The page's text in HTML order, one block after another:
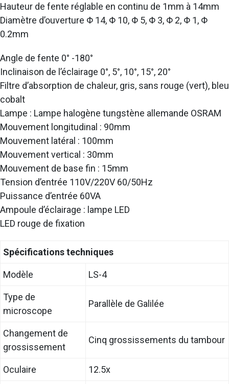
Hauteur de fente réglable en continu de 1mm à 14mm
Diamètre d’ouverture Φ 14, Φ 10, Φ 5, Φ 3, Φ 2, Φ 1, Φ
0.2mm
Angle de fente 0° -180°
Inclinaison de l’éclairage 0°, 5°, 10°, 15°, 20°
Filtre d’absorption de chaleur, gris, sans rouge (vert), bleu
cobalt
Lampe : Lampe halogène tungstène allemande OSRAM
Mouvement longitudinal : 90mm
Mouvement latéral : 100mm
Mouvement vertical : 30mm
Mouvement de base fin : 15mm
Tension d’entrée 110V/220V 60/50Hz
Puissance d’entrée 60VA
Ampoule d’éclairage : lampe LED
LED rouge de fixation
Spécifications techniques
Modèle LS-4
Type de
microscope
Parallèle de Galilée
Changement de
grossissement
Cinq grossissements du tambour
Oculaire 12.5x